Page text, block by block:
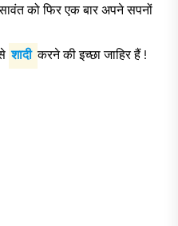
को फिर एक बार अपने सपनों
शादी करने की इच्छा जाहिर हैं !